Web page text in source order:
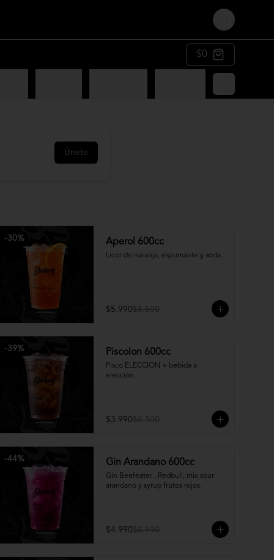
Login
$0
Únete
-30% Aperol 600cc
Licor de naranja, espumante y soda.
$5.990$8.500
-39% Piscolon 600cc
Pisco ELECCION + bebida a
elección.
$3.990$6.500
-44% Gin Arandano 600cc
Gin Beefeater , Redbull, mix sour
arandano y syrup frutos rojos.
$4.990$8.990